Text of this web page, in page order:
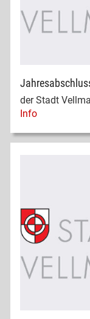
der Stadt
Info